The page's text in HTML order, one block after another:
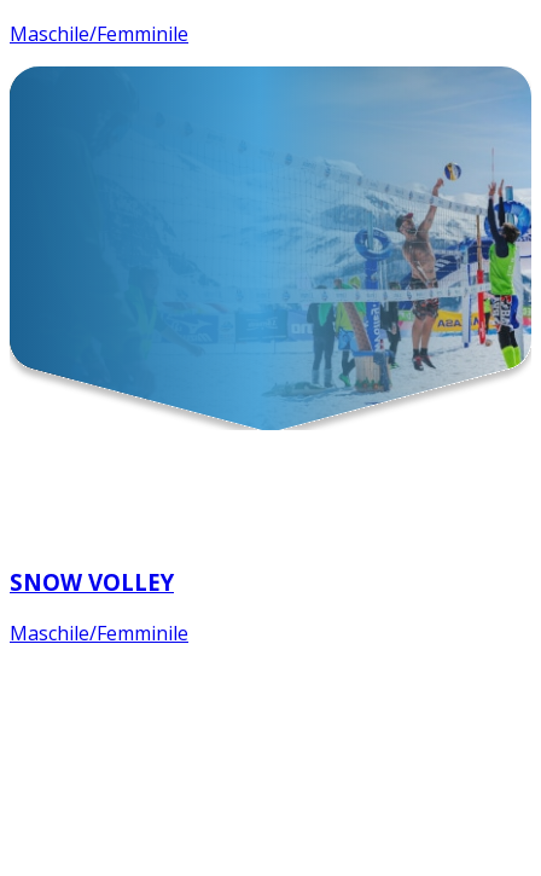
Maschile/Femminile
SNOW VOLLEY
Maschile/Femminile